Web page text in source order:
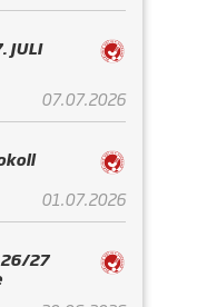
JULI
07.07.2026
01.07.2026
27